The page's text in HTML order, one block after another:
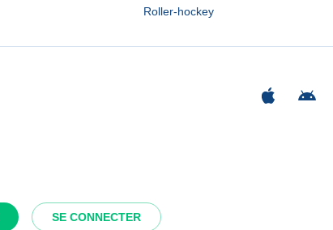
SE CONNECTER
Roller-hockey